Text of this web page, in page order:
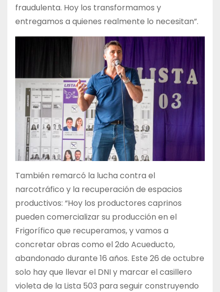
fraudulenta. Hoy los transformamos y
entregamos a quienes realmente lo necesitan”.
También remarcó la lucha contra el
narcotráfico y la recuperación de espacios
productivos: “Hoy los productores caprinos
pueden comercializar su producción en el
Frigorífico que recuperamos, y vamos a
concretar obras como el 2do Acueducto,
abandonado durante 16 años. Este 26 de octubre
solo hay que llevar el DNI y marcar el casillero
violeta de la Lista 503 para seguir construyendo